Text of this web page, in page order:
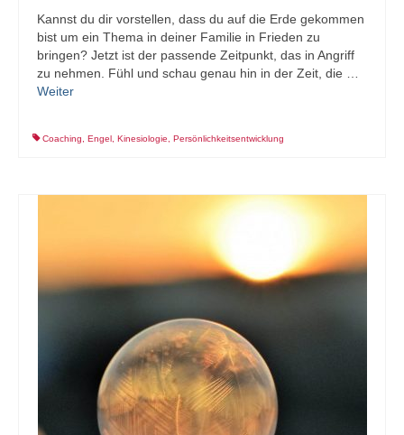
Kannst du dir vorstellen, dass du auf die Erde gekommen
bist um ein Thema in deiner Familie in Frieden zu
bringen? Jetzt ist der passende Zeitpunkt, das in Angriff
zu nehmen. Fühl und schau genau hin in der Zeit, die …
Weiter
Coaching Engel Kinesiologie Persönlichkeitsentwicklung